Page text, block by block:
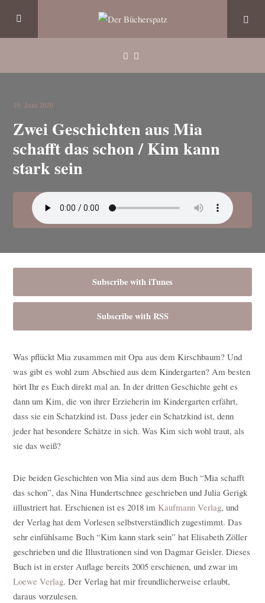
19. Juni 2020
Zwei Geschichten aus Mia
schafft das schon / Kim kann
stark sein
Subscribe with iTunes
Subscribe with RSS
Was pflückt Mia zusammen mit Opa aus dem Kirschbaum? Und
was gibt es wohl zum Abschied aus dem Kindergarten? Am besten
hört Ihr es Euch direkt mal an. In der dritten Geschichte geht es
dann um Kim, die von ihrer Erzieherin im Kindergarten erfährt,
dass sie ein Schatzkind ist. Dass jeder ein Schatzkind ist, denn
jeder hat besondere Schätze in sich. Was Kim sich wohl traut, als
sie das weiß?
Die beiden Geschichten von Mia sind aus dem Buch “Mia schafft
das schon”, das Nina Hundertschnee geschrieben und Julia Gerigk
iillustriert hat. Erschienen ist es 2018 im Kaufmann Verlag, und
der Verlag hat dem Vorlesen selbstverständlich zugestimmt. Das
sehr einfühlsame Buch “Kim kann stark sein” hat Elisabeth Zöller
geschrieben und die Illustrationen sind von Dagmar Geisler. Dieses
Buch ist in erster Auflage bereits 2005 erschienen, und zwar im
Loewe Verlag. Der Verlag hat mir freundlicherweise erlaubt,
daraus vorzulesen.